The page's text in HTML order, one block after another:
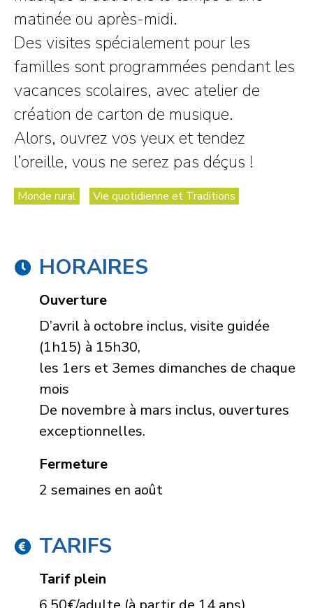
matinée ou après-midi.
Des visites spécialement pour les
familles sont programmées pendant les
vacances scolaires, avec atelier de
création de carton de musique.
Alors, ouvrez vos yeux et tendez
l’oreille, vous ne serez pas déçus !
Monde rural Vie quotidienne et Traditions
HORAIRES
Ouverture
D’avril à octobre inclus, visite guidée
(1h15) à 15h30,
les 1ers et 3emes dimanches de chaque
mois
De novembre à mars inclus, ouvertures
exceptionnelles.
Fermeture
2 semaines en août
TARIFS
Tarif plein